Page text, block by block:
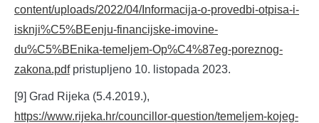
content/uploads/2022/04/Informacija-o-provedbi-otpisa-i-
isknji%C5%BEenju-financijske-imovine-
du%C5%BEnika-temeljem-Op%C4%87eg-poreznog-
zakona.pdfpristupljeno 10. listopada 2023.
[9] Grad Rijeka (5.4.2019.),
https://www.rijeka.hr/councillor-question/temeljem-kojeg-